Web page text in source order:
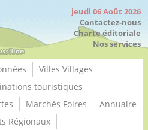
jeudi 06 Août 2026
Contactez-nous
Charte éditoriale
Nos services
Villes Villages
touristiques
Marchés Foires
Annuaire
Régionaux